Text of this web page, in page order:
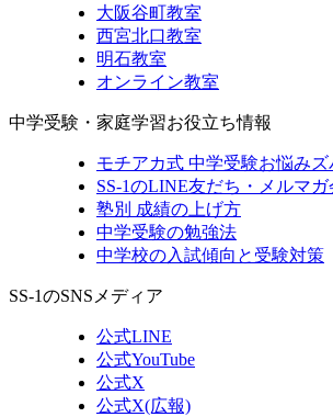
大阪谷町教室
西宮北口教室
明石教室
オンライン教室
中学受験・家庭学習お役立ち情報
モチアカ式 中学受験お悩み
SS-1のLINE友だち・メルマガ
塾別 成績の上げ方
中学受験の勉強法
中学校の入試傾向と受験対策
SS-1のSNSメディア
公式LINE
公式YouTube
公式X
公式X(広報)